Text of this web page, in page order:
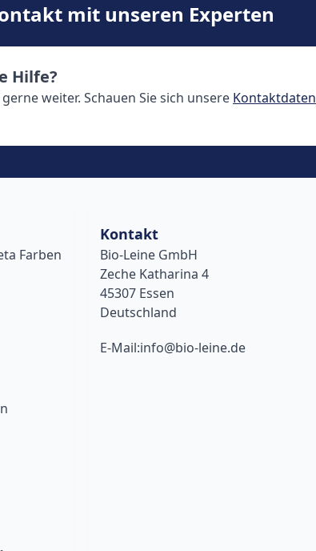
mit unseren Experten
Hilfe?
weiter. Schauen Sie sich unsere Kontaktdaten
Farben
Kontakt
Bio-Leine GmbH
Zeche Katharina 4
45307 Essen
Deutschland
E-Mail:info@bio-leine.de